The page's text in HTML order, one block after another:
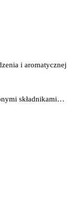
i aromatycznej
składnikami…